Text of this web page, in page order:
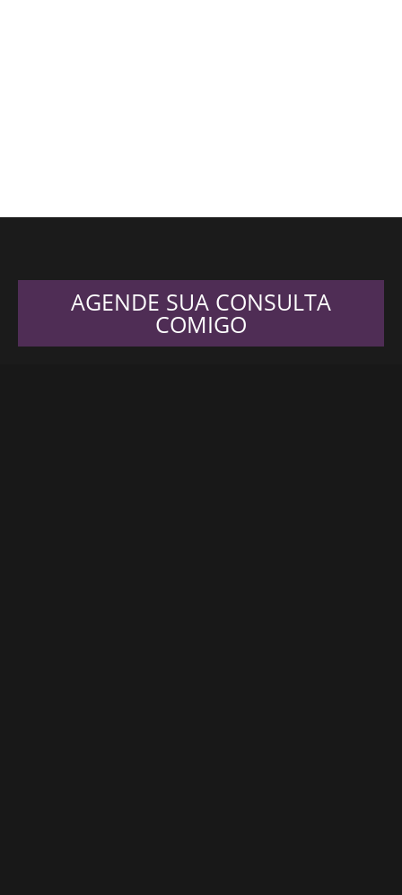
AGENDE SUA CONSULTA
COMIGO